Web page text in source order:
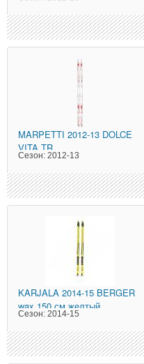
MARPETTI 2012-13 DOLCE
VITA TR
Сезон: 2012-13
KARJALA 2014-15 BERGER
wax 150 см желтый
Сезон: 2014-15